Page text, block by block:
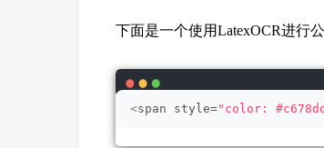
下面是一个使用LatexOCR进行
<span style="color: